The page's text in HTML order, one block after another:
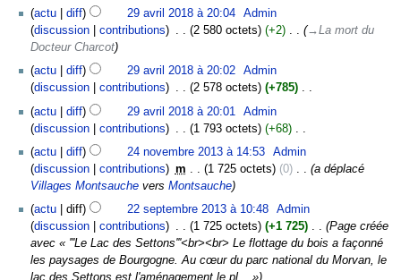
é
d
e
s
m
d
i
f
i
c
t
i
u
m
é
d
e
s
m
d
i
f
i
c
a
t
i
r
é
s
m
é
d
e
s
m
o
i
f
i
c
u
n
r
é
s
m
é
d
e
s
m
o
i
f
A
u
c
n
r
é
s
m
é
d
e
s
m
o
avril
2018
actu diff 29 avril 2018 à 20:04
Admin
discussion
contributions 2 580 octets +2 ‎
→‎La mort du
Docteur Charcot
actu
diff 29 avril 2018 à 20:02
Admin
discussion
contributions 2 578 octets +785 ‎
A
u
c
u
n
r
é
s
u
m
é
actu diff 29 avril 2018 à 20:01
Admin
discussion
contributions 1 793 octets +68 ‎
A
u
c
n
r
é
s
novembre
2013
actu diff 24 novembre 2013 à 14:53
Admin
discussion
contributions m 1 725 octets 0 ‎
a déplacé
Villages Montsauche vers Montsauche
septembre
2013
actu diff 22 septembre 2013 à 10:48
Admin
discussion
contributions 1 725 octets +1 725 ‎
Page créée
avec « '''Le Lac des Settons'''<br><br> Le flottage du bois a façonné
les paysages de Bourgogne. Au cœur du parc national du Morvan, le
lac des Settons est l'aménagement le pl... »